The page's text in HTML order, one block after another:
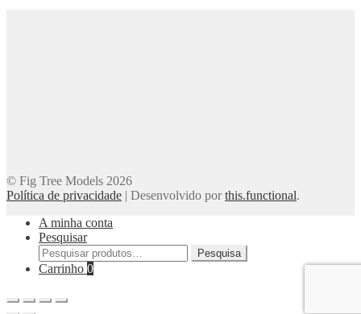
© Fig Tree Models 2026
Política de privacidade | Desenvolvido porthis.functional.
A minha conta
Pesquisar
Pesquisar
por:
Pesquisa
Carrinho 0